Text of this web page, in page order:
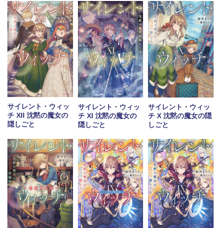
サイレント・ウィッ
チ XII 沈黙の魔女の
隠しごと
サイレント・ウィッ
チ XI 沈黙の魔女の
隠しごと
サイレント・ウィッ
チ X 沈黙の魔女の隠
しごと